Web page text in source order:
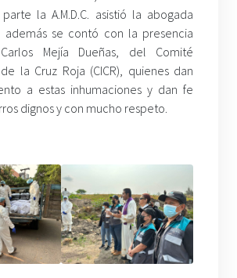
la A.M.D.C. asistió la abogada
además se contó con la presencia
Mejía Dueñas, del Comité
la Cruz Roja (CICR), quienes dan
a estas inhumaciones y dan fe
dignos y con mucho respeto.